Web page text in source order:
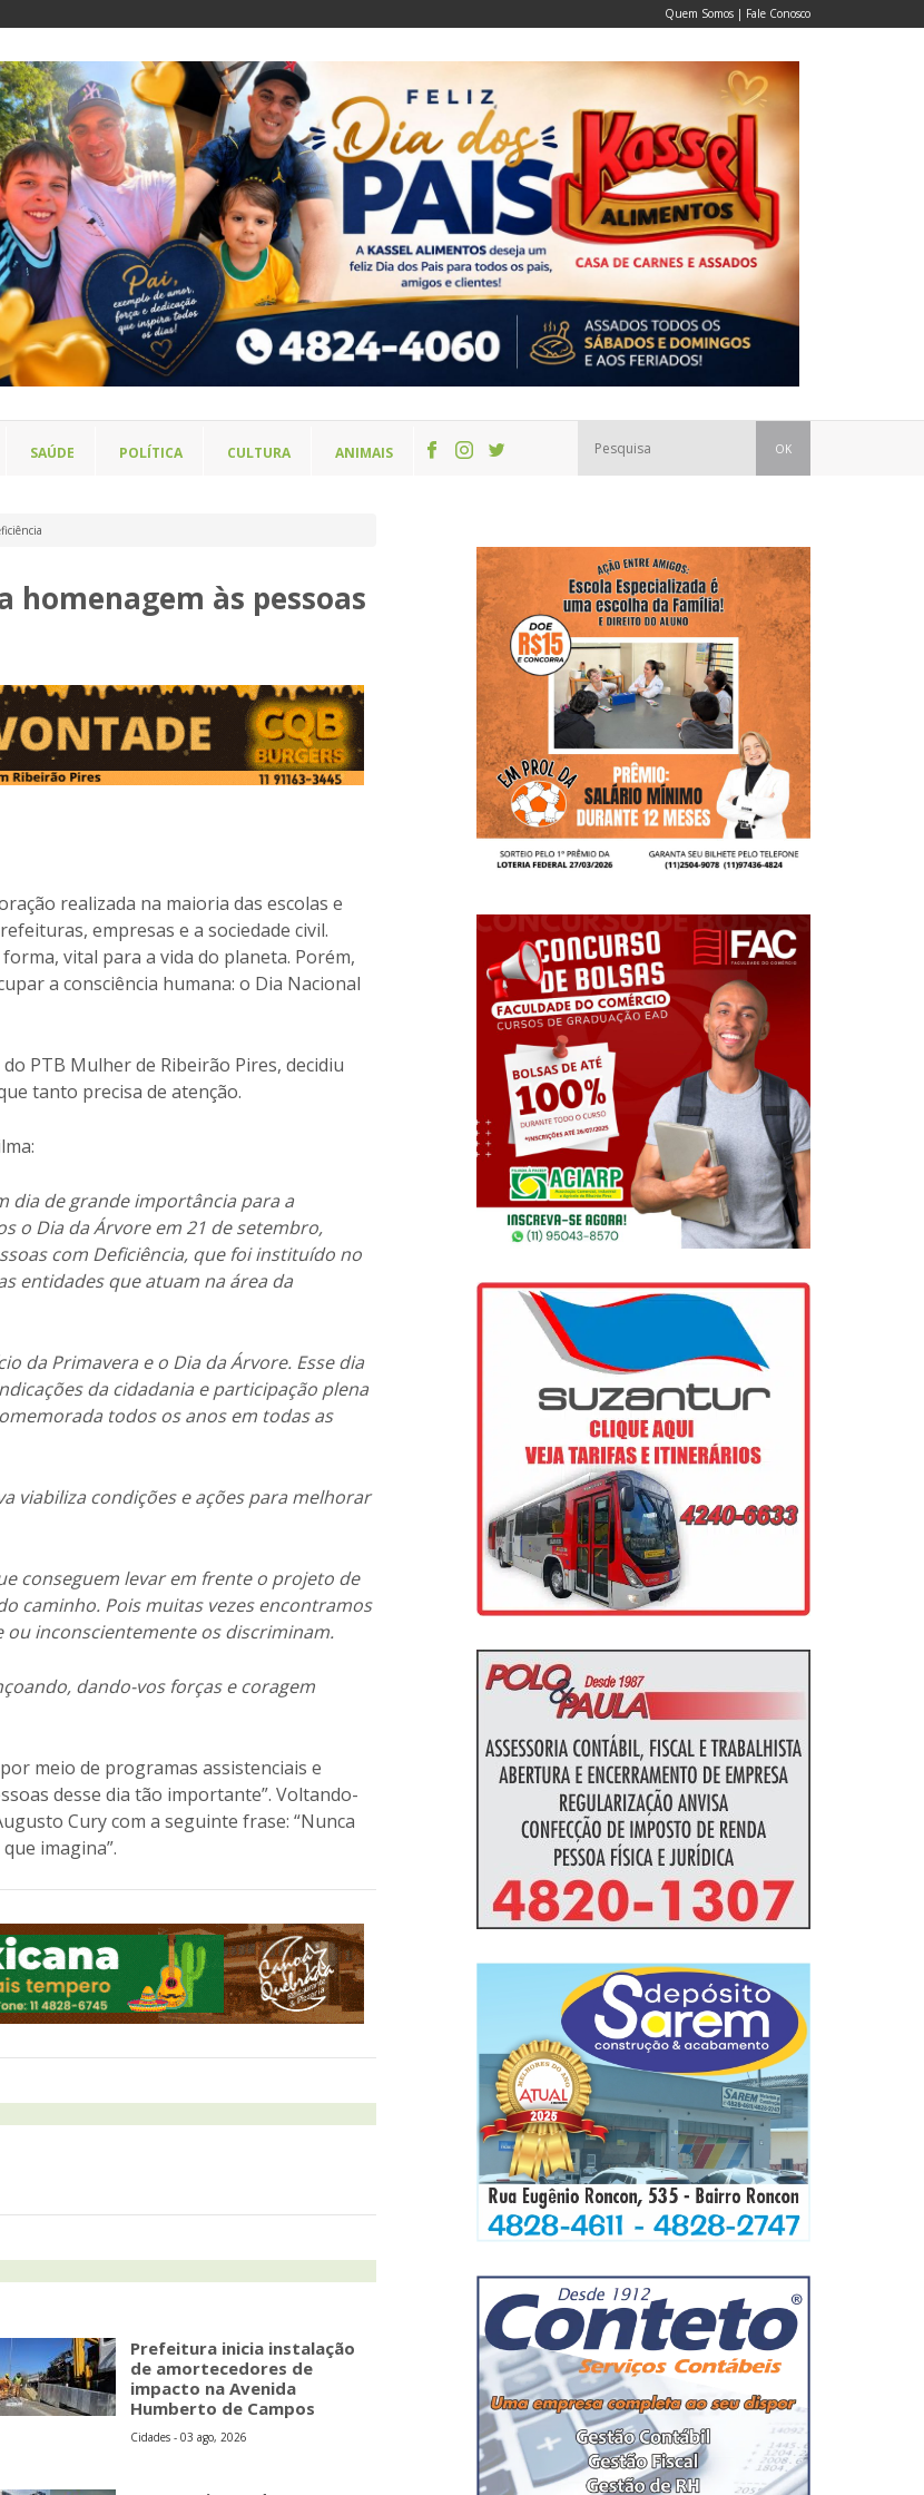
Quem Somos | Fale Conosco
SAÚDE POLÍTICA CULTURA ANIMAIS OK
homenagem às pessoas
realizada na maioria das escolas e
empresas e a sociedade civil.
vital para a vida do planeta. Porém,
a consciência humana: o Dia Nacional
PTB Mulher de Ribeirão Pires, decidiu
tanto precisa de atenção.
dia de grande importância para a
o Dia da Árvore em 21 de setembro,
com Deficiência, que foi instituído no
entidades que atuam na área da
da Primavera e o Dia da Árvore. Esse dia
da cidadania e participação plena
todos os anos em todas as
viabiliza condições e ações para melhorar
conseguem levar em frente o projeto de
caminho. Pois muitas vezes encontramos
ou inconscientemente os discriminam.
dando-vos forças e coragem
meio de programas assistenciais e
desse dia tão importante”. Voltando-
Cury com a seguinte frase: “Nunca
imagina”.
Prefeitura inicia instalação
de amortecedores de
impacto na Avenida
Humberto de Campos
Cidades - 03 ago, 2026